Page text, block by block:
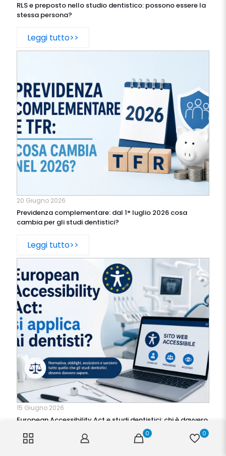
RLS e preposto nello studio dentistico: possono essere la
stessa persona?
Leggi tutto>>
20 Giugno 2026
Previdenza complementare: dal 1° luglio 2026 cosa
cambia per gli studi dentistici?
Leggi tutto>>
15 Giugno 2026
European Accessibility Act e studi dentistici: chi è davvero
0 0